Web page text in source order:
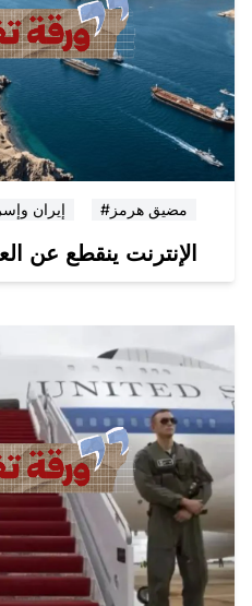
#إيران #مضيق هرمز
الإنترنت ينقطع عن